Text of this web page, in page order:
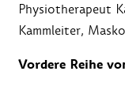
Physiotherapeut
Kammleiter,
Vordere Reihe